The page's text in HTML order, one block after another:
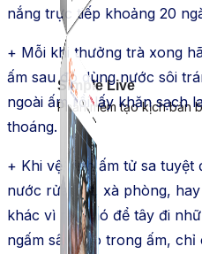
Simple Live
Phần mềm tạo kịch bản
nắng trực tiếp khoảng 20
+ Mỗi khi thưởng trà xong
ấm sau đó dùng nước sôi
ngoài ấm rồi lấy khăn sạch
thoáng.
+ Khi vệ sinh ấm tử sa
nước rửa bát, xà phòng,
khác vì rất khó để tây đi
ngấm sâu vào trong ấm,